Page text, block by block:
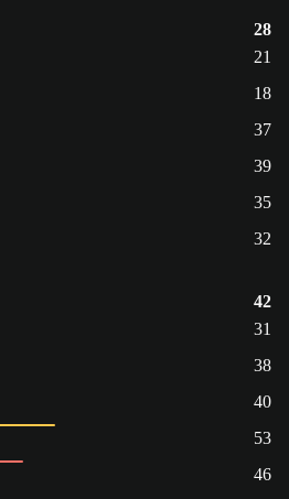
28
21
18
37
39
35
32
42
31
38
40
53
46